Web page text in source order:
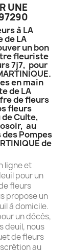
UNE
à LA
de LA
un bon
fleuriste
7j7, pour
en main
de LA
de fleurs
fleurs
Culte,
au
Pompes
de
ligne et
pour un
fleurs
propose un
à domicile.
un décès,
deuil, nous
de fleurs
au